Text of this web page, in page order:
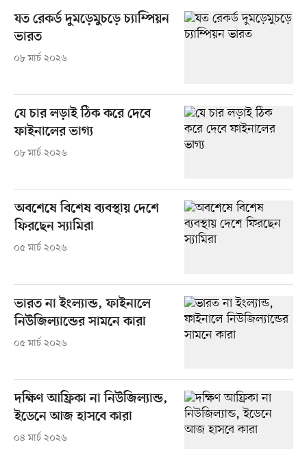
যত রেকর্ড দুমড়েমুচড়ে চ্যাম্পিয়ন
ভারত
০৮ মার্চ ২০২৬
যে চার লড়াই ঠিক করে দেবে
ফাইনালের ভাগ্য
০৮ মার্চ ২০২৬
অবশেষে বিশেষ ব্যবস্থায় দেশে
ফিরছেন স্যামিরা
০৫ মার্চ ২০২৬
ভারত না ইংল্যান্ড, ফাইনালে
নিউজিল্যান্ডের সামনে কারা
০৫ মার্চ ২০২৬
দক্ষিণ আফ্রিকা না নিউজিল্যান্ড,
ইডেনে আজ হাসবে কারা
০৪ মার্চ ২০২৬